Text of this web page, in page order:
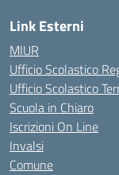
Link Esterni
MIUR
Ufficio Scolastico
Ufficio Scolastico
Scuola in Chiaro
Iscrizioni On Line
Invalsi
Comune